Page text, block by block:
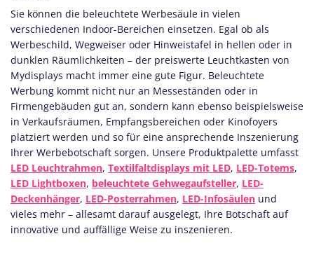
Sie können die beleuchtete Werbesäule in vielen
verschiedenen Indoor-Bereichen einsetzen. Egal ob als
Werbeschild, Wegweiser oder Hinweistafel in hellen oder in
dunklen Räumlichkeiten – der preiswerte Leuchtkasten von
Mydisplays macht immer eine gute Figur. Beleuchtete
Werbung kommt nicht nur an Messeständen oder in
Firmengebäuden gut an, sondern kann ebenso beispielsweise
in Verkaufsräumen, Empfangsbereichen oder Kinofoyers
platziert werden und so für eine ansprechende Inszenierung
Ihrer Werbebotschaft sorgen. Unsere Produktpalette umfasst
LED Leuchtrahmen, Textilfaltdisplays mit LED, LED-Totems,
LED Lightboxen, beleuchtete Gehwegaufsteller, LED-
Deckenhänger, LED-Posterrahmen, LED-Infosäulen und
vieles mehr – allesamt darauf ausgelegt, Ihre Botschaft auf
innovative und auffällige Weise zu inszenieren.